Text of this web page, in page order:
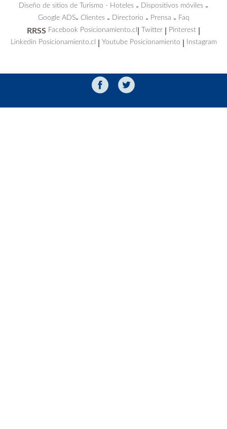
Diseño de sitios de Turismo - Hoteles - Dispositivos móviles -
Google ADS- Clientes- Directorio - Prensa - Faq
RRSS Facebook Posicionamiento.cl Twitter Pinterest
Linkedin Posicionamiento.cl Youtube Posicionamiento Instagram